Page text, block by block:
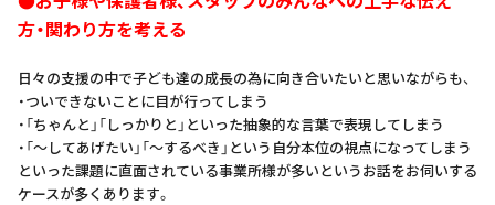
方・関わり方を考える
日々の支援の中で子ども達の成長の為に向き合いたいと思いながらも、
・ついできないことに目が行ってしまう
・「ちゃんと」「しっかりと」といった抽象的な言葉で表現してしまう
・「～してあげたい」「～するべき」という自分本位の視点になってしまう
といった課題に直面されている事業所様が多いというお話をお伺いする
ケースが多くあります。